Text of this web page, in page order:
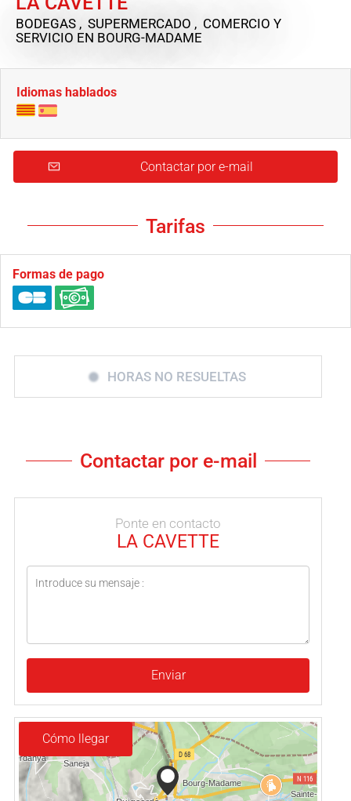
BODEGAS , SUPERMERCADO , COMERCIO Y
SERVICIO EN BOURG-MADAME
Idiomas hablados
Contactar por e-mail
Tarifas
Formas de pago
HORAS NO RESUELTAS
Contactar por e-mail
Ponte en contacto
LA CAVETTE
Enviar
Cómo llegar